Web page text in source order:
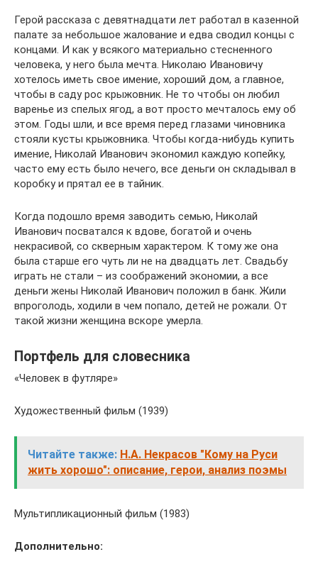
Герой рассказа с девятнадцати лет работал в казенной
палате за небольшое жалование и едва сводил концы с
концами. И как у всякого материально стесненного
человека, у него была мечта. Николаю Ивановичу
хотелось иметь свое имение, хороший дом, а главное,
чтобы в саду рос крыжовник. Не то чтобы он любил
варенье из спелых ягод, а вот просто мечталось ему об
этом. Годы шли, и все время перед глазами чиновника
стояли кусты крыжовника. Чтобы когда-нибудь купить
имение, Николай Иванович экономил каждую копейку,
часто ему есть было нечего, все деньги он складывал в
коробку и прятал ее в тайник.
Когда подошло время заводить семью, Николай
Иванович посватался к вдове, богатой и очень
некрасивой, со скверным характером. К тому же она
была старше его чуть ли не на двадцать лет. Свадьбу
играть не стали – из соображений экономии, а все
деньги жены Николай Иванович положил в банк. Жили
впроголодь, ходили в чем попало, детей не рожали. От
такой жизни женщина вскоре умерла.
Портфель для словесника
«Человек в футляре»
Художественный фильм (1939)
Читайте также: Н.А. Некрасов "Кому на Руси
жить хорошо": описание, герои, анализ поэмы
Мультипликационный фильм (1983)
Дополнительно: